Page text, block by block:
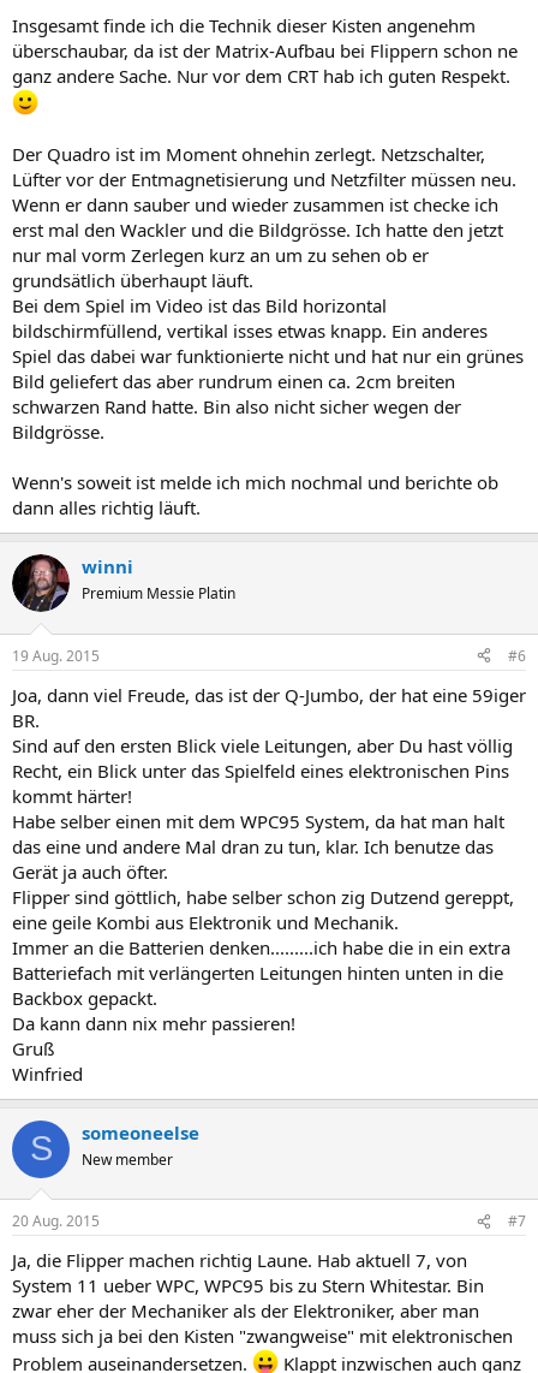
Insgesamt finde ich die Technik dieser Kisten angenehm
überschaubar, da ist der Matrix-Aufbau bei Flippern schon ne
ganz andere Sache. Nur vor dem CRT hab ich guten Respekt.
Der Quadro ist im Moment ohnehin zerlegt. Netzschalter,
Lüfter vor der Entmagnetisierung und Netzfilter müssen neu.
Wenn er dann sauber und wieder zusammen ist checke ich
erst mal den Wackler und die Bildgrösse. Ich hatte den jetzt
nur mal vorm Zerlegen kurz an um zu sehen ob er
grundsätlich überhaupt läuft.
Bei dem Spiel im Video ist das Bild horizontal
bildschirmfüllend, vertikal isses etwas knapp. Ein anderes
Spiel das dabei war funktionierte nicht und hat nur ein grünes
Bild geliefert das aber rundrum einen ca. 2cm breiten
schwarzen Rand hatte. Bin also nicht sicher wegen der
Bildgrösse.
Wenn's soweit ist melde ich mich nochmal und berichte ob
dann alles richtig läuft.
winni
Premium Messie Platin
19 Aug. 2015 #6
Joa, dann viel Freude, das ist der Q-Jumbo, der hat eine 59iger
BR.
Sind auf den ersten Blick viele Leitungen, aber Du hast völlig
Recht, ein Blick unter das Spielfeld eines elektronischen Pins
kommt härter!
Habe selber einen mit dem WPC95 System, da hat man halt
das eine und andere Mal dran zu tun, klar. Ich benutze das
Gerät ja auch öfter.
Flipper sind göttlich, habe selber schon zig Dutzend gereppt,
eine geile Kombi aus Elektronik und Mechanik.
Immer an die Batterien denken.........ich habe die in ein extra
Batteriefach mit verlängerten Leitungen hinten unten in die
Backbox gepackt.
Da kann dann nix mehr passieren!
Gruß
Winfried
S someoneelse
New member
20 Aug. 2015 #7
Ja, die Flipper machen richtig Laune. Hab aktuell 7, von
System 11 ueber WPC, WPC95 bis zu Stern Whitestar. Bin
zwar eher der Mechaniker als der Elektroniker, aber man
muss sich ja bei den Kisten "zwangweise" mit elektronischen
Problem auseinandersetzen.
Klappt inzwischen auch ganz